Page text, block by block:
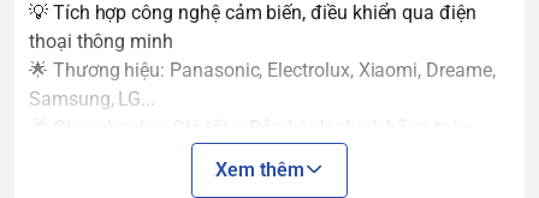
💡 Tích hợp công nghệ cảm biến, điều khiển qua điện
thoại thông minh
🌟 Thương hiệu: Panasonic, Electrolux, Xiaomi, Dreame,
Samsung, LG...
Xem thêm